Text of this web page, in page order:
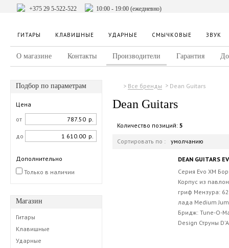
+375 29 5-522-522 10:00 - 19:00 (ежедневно)
ГИТАРЫ КЛАВИШНЫЕ УДАРНЫЕ СМЫЧКОВЫЕ ЗВУК
О магазине Контакты Производители Гарантия
Подбор по параметрам
Цена
от
р.
до р.
Дополнительно
Только в наличии
Магазин
Гитары
Клавишные
Ударные
Все бренды Dean Guitars
Dean Guitars
Количество позиций: 5
Сортировать по : умолчанию
DEAN GUITARS
Серия Evo XM
Корпус из
гриф Мензура:
лада Medium
Бридж: Tune-O-
Design Струны